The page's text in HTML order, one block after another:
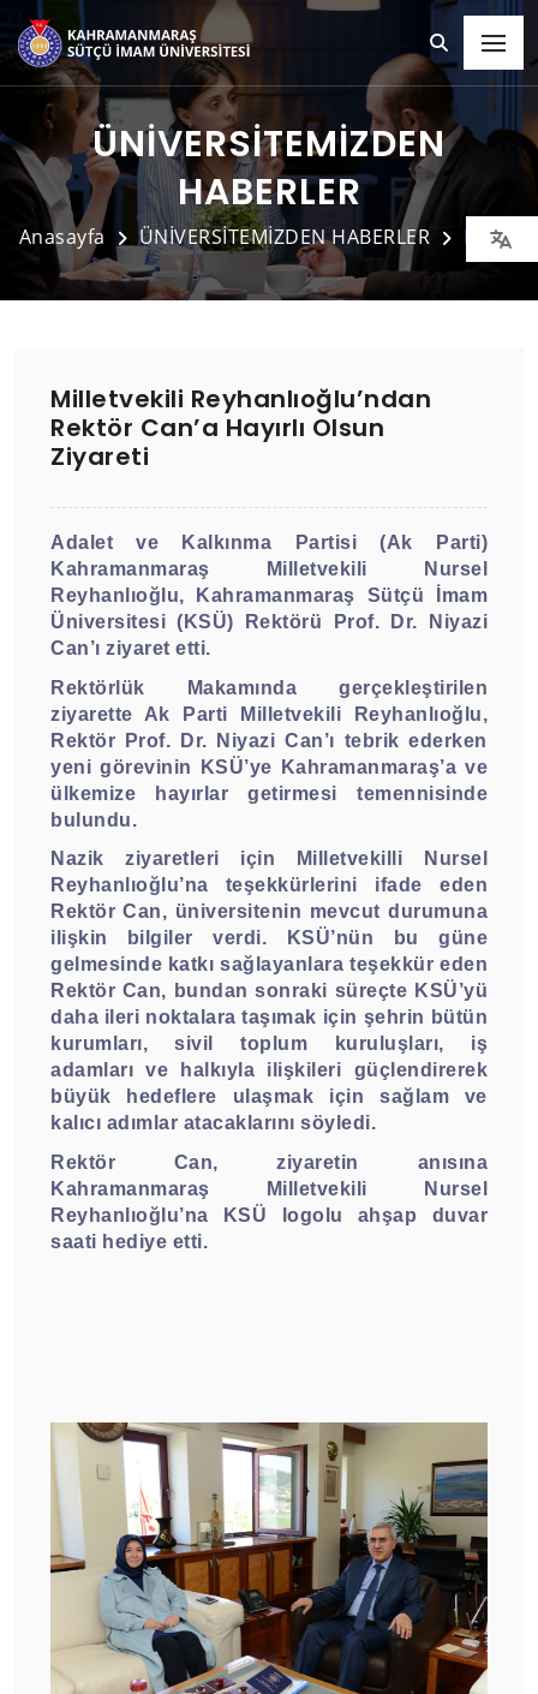
ÜNİVERSİTEMİZDEN
HABERLER
Anasayfa ÜNİVERSİTEMİZDEN HABERLER Detay
Milletvekili Reyhanlıoğlu’ndan
Rektör Can’a Hayırlı Olsun
Ziyareti
Adalet ve Kalkınma Partisi (Ak Parti)
Kahramanmaraş Milletvekili Nursel
Reyhanlıoğlu, Kahramanmaraş Sütçü İmam
Üniversitesi (KSÜ) Rektörü Prof. Dr. Niyazi
Can’ı ziyaret etti.
Rektörlük Makamında gerçekleştirilen
ziyarette Ak Parti Milletvekili Reyhanlıoğlu,
Rektör Prof. Dr. Niyazi Can’ı tebrik ederken
yeni görevinin KSÜ’ye Kahramanmaraş’a ve
ülkemize hayırlar getirmesi temennisinde
bulundu.
Nazik ziyaretleri için Milletvekilli Nursel
Reyhanlıoğlu’na teşekkürlerini ifade eden
Rektör Can, üniversitenin mevcut durumuna
ilişkin bilgiler verdi. KSÜ’nün bu güne
gelmesinde katkı sağlayanlara teşekkür eden
Rektör Can, bundan sonraki süreçte KSÜ’yü
daha ileri noktalara taşımak için şehrin bütün
kurumları, sivil toplum kuruluşları, iş
adamları ve halkıyla ilişkileri güçlendirerek
büyük hedeflere ulaşmak için sağlam ve
kalıcı adımlar atacaklarını söyledi.
Rektör Can, ziyaretin anısına
Kahramanmaraş Milletvekili Nursel
Reyhanlıoğlu’na KSÜ logolu ahşap duvar
saati hediye etti.